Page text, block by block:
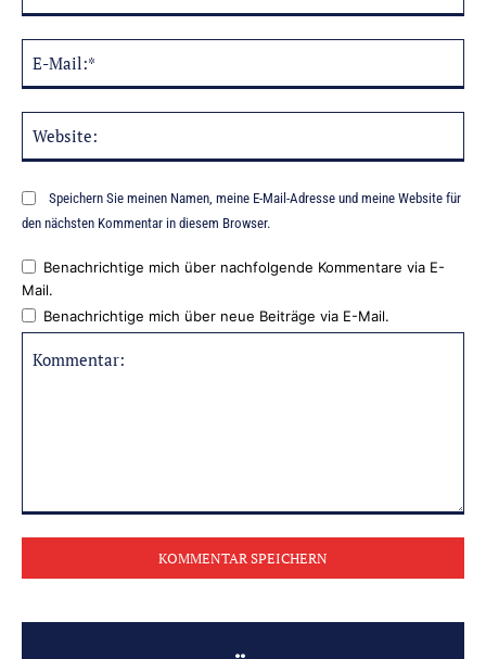
Speichern Sie meinen Namen, meine E-Mail-Adresse und meine Website für
den nächsten Kommentar in diesem Browser.
Benachrichtige mich über nachfolgende Kommentare via E-
Mail.
Benachrichtige mich über neue Beiträge via E-Mail.